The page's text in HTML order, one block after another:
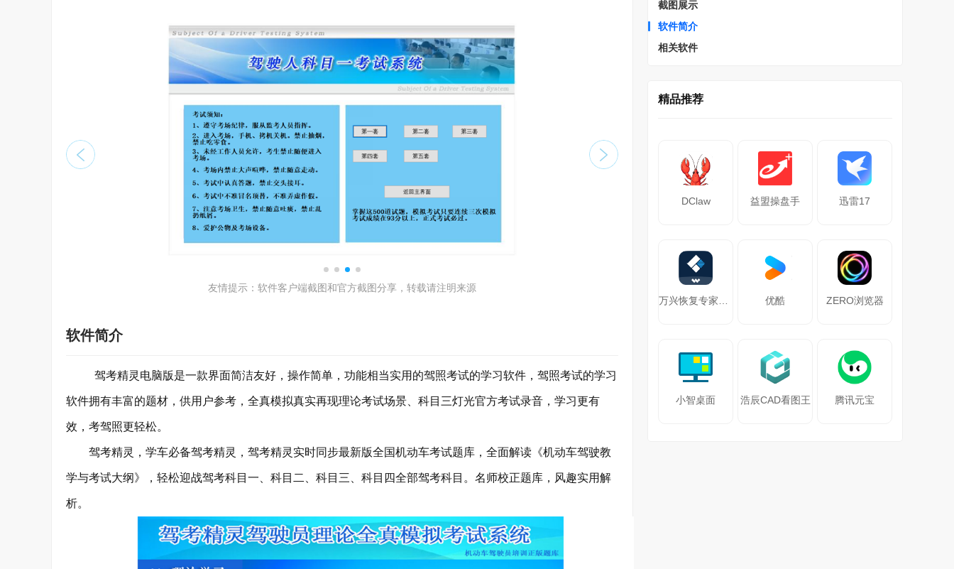
友情提示：软件客户端截图和官方截图分享，转载请注明来源
软件简介
驾考精灵电脑版是一款界面简洁友好，操作简单，功能相当实用的驾照考试的学习软件，驾照考试的学习
软件拥有丰富的题材，供用户参考，全真模拟真实再现理论考试场景、科目三灯光官方考试录音，学习更有
效，考驾照更轻松。
驾考精灵，学车必备驾考精灵，驾考精灵实时同步最新版全国机动车考试题库，全面解读《机动车驾驶教
学与考试大纲》，轻松迎战驾考科目一、科目二、科目三、科目四全部驾考科目。名师校正题库，风趣实用解
析。
截图展示
软件简介
相关软件
精品推荐
DClaw 益盟操盘手 迅雷17
优酷 ZERO浏览器
小智桌面 浩辰CAD看图王 腾讯元宝